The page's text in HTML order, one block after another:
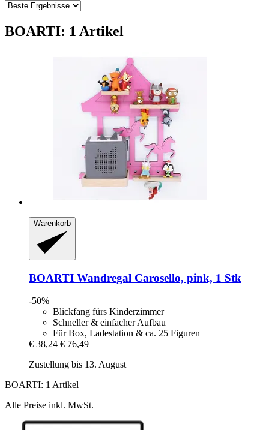
BOARTI: 1 Artikel
Warenkorb
BOARTI Wandregal Carosello, pink, 1 Stk
-50%
Blickfang fürs Kinderzimmer
Schneller & einfacher Aufbau
Für Box, Ladestation & ca. 25 Figuren
€ 38,24 € 76,49
Zustellung bis 13. August
BOARTI: 1 Artikel
Alle Preise inkl. MwSt.